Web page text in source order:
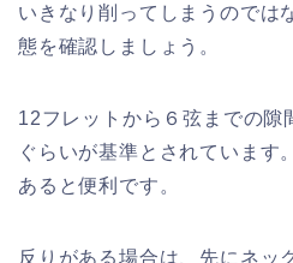
いきなり削ってしまうのでは
態を確認しましょう。
12フレットから６弦までの隙
ぐらいが基準とされています
あると便利です。
反りがある場合は、先にネッ